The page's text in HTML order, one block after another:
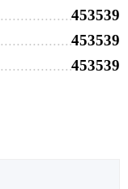
453539
453539
453539